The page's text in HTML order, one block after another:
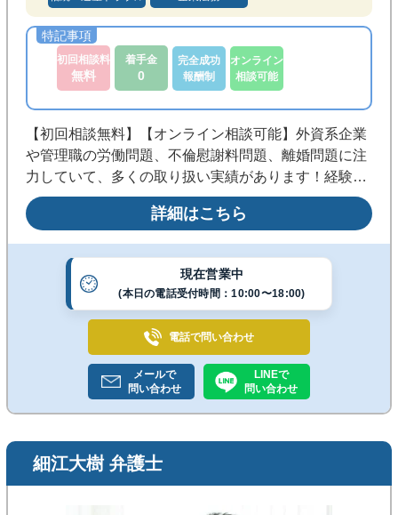
※繁忙状況によりご相談をお受けできない
初回相談料
無料
着手金
0
完全成功
報酬制
オンライン
相談可能
【初回相談無料】【オンライン相談可能】外資系企業
や管理職の労働問題、不倫慰謝料問題、離婚問題に注
力していて、多くの取り扱い実績があります！経験を
活かしたスピーディーな対応と納得の料金体系で安心
してご依頼いただけるよう努めております。まずはお
気軽にご相談ください。
詳細はこちら
現在営業中
(本日の電話受付時間：10:00〜18:00)
電話で問い合わせ
メールで
問い合わせ
LINEで
問い合わせ
細江大樹 弁護士